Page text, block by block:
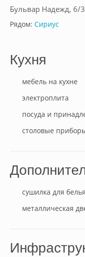
Бульвар Надежд, 6/
Рядом: Сириус
Кухня
мебель на кухне
электроплита
посуда и
столовые
сушилка для белья
металлическая